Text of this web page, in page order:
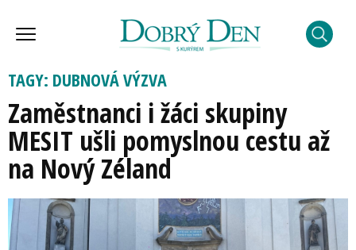
TAGY: DUBNOVÁ VÝZVA
Zaměstnanci i žáci skupiny
MESIT ušli pomyslnou cestu až
na Nový Zéland